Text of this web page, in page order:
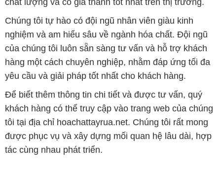
chất lượng và có giá thành tốt nhất trên thị trường.
Chúng tôi tự hào có đội ngũ nhân viên giàu kinh
nghiệm và am hiểu sâu về ngành hóa chất. Đội ngũ
của chúng tôi luôn sẵn sàng tư vấn và hỗ trợ khách
hàng một cách chuyên nghiệp, nhằm đáp ứng tối đa
yêu cầu và giải pháp tốt nhất cho khách hàng.
Để biết thêm thông tin chi tiết và được tư vấn, quý
khách hàng có thể truy cập vào trang web của chúng
tôi tại địa chỉ hoachattayrua.net. Chúng tôi rất mong
được phục vụ và xây dựng mối quan hệ lâu dài, hợp
tác cùng nhau phát triển.